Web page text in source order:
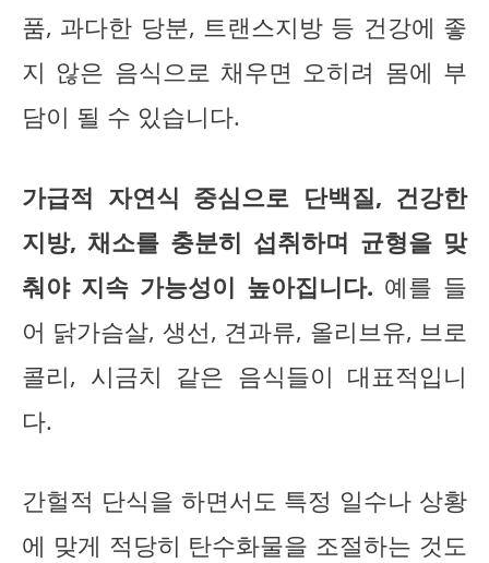
품, 과다한 당분, 트랜스지방 등 건강에 좋
지 않은 음식으로 채우면 오히려 몸에 부
담이 될 수 있습니다.
가급적 자연식 중심으로 단백질, 건강한
지방, 채소를 충분히 섭취하며 균형을 맞
춰야 지속 가능성이 높아집니다. 예를 들
어 닭가슴살, 생선, 견과류, 올리브유, 브로
콜리, 시금치 같은 음식들이 대표적입니
다.
간헐적 단식을 하면서도 특정 일수나 상황
에 맞게 적당히 탄수화물을 조절하는 것도